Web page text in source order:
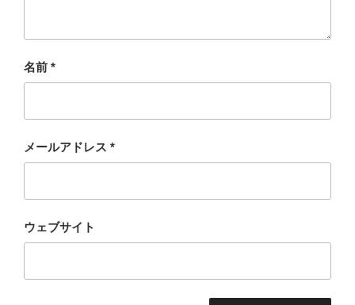
名前 *
メールアドレス *
ウェブサイト